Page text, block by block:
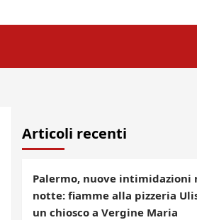
Articoli recenti
Palermo, nuove intimidazioni
notte: fiamme alla pizzeria
un chiosco a Vergine Maria